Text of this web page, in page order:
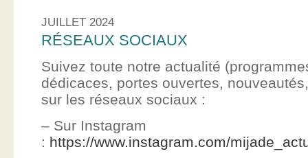
JUILLET 2024
RÉSEAUX SOCIAUX
Suivez toute notre actualité
dédicaces, portes ouvertes,
sur les réseaux sociaux :
– Sur Instagram
: https://www.instagram.com/